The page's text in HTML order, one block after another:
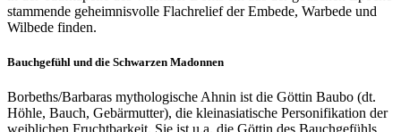
stammende geheimnisvolle Flachrelief der Embede, Warbede und
Wilbede finden.
Bauchgefühl und die Schwarzen Madonnen
Borbeths/Barbaras mythologische Ahnin ist die Göttin Baubo (dt.
Höhle, Bauch, Gebärmutter), die kleinasiatische Personifikation der